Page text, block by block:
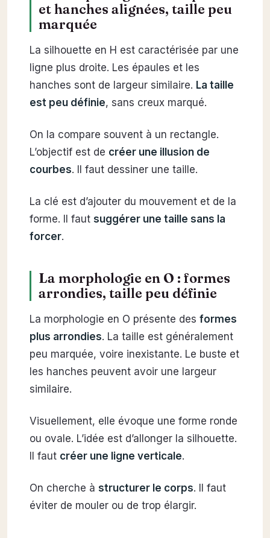
et hanches alignées, taille peu
marquée
La silhouette en H est caractérisée par une
ligne plus droite. Les épaules et les
hanches sont de largeur similaire. La taille
est peu définie, sans creux marqué.
On la compare souvent à un rectangle.
L’objectif est de créer une illusion de
courbes. Il faut dessiner une taille.
La clé est d’ajouter du mouvement et de la
forme. Il faut suggérer une taille sans la
forcer.
La morphologie en O : formes
arrondies, taille peu définie
La morphologie en O présente des formes
plus arrondies. La taille est généralement
peu marquée, voire inexistante. Le buste et
les hanches peuvent avoir une largeur
similaire.
Visuellement, elle évoque une forme ronde
ou ovale. L’idée est d’allonger la silhouette.
Il faut créer une ligne verticale.
On cherche à structurer le corps. Il faut
éviter de mouler ou de trop élargir.